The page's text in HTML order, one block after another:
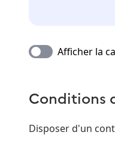
Afficher la
Conditions
Disposer d'un